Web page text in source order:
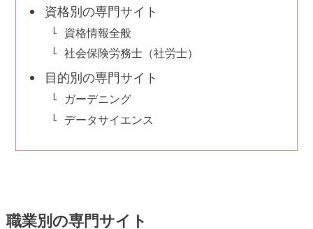
資格別の専門サイト
資格情報全般
社会保険労務士（社労士）
目的別の専門サイト
ガーデニング
データサイエンス
職業別の専門サイト